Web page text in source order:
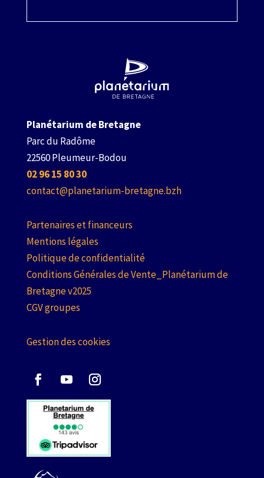
Planétarium de Bretagne
Parc du Radôme
22560 Pleumeur-Bodou
02 96 15 80 30
contact@planetarium-bretagne.bzh
Partenaires et financeurs
Mentions légales
Politique de confidentialité
Conditions Générales de Vente_Planétarium de
Bretagne v2025
CGV groupes
Gestion des cookies